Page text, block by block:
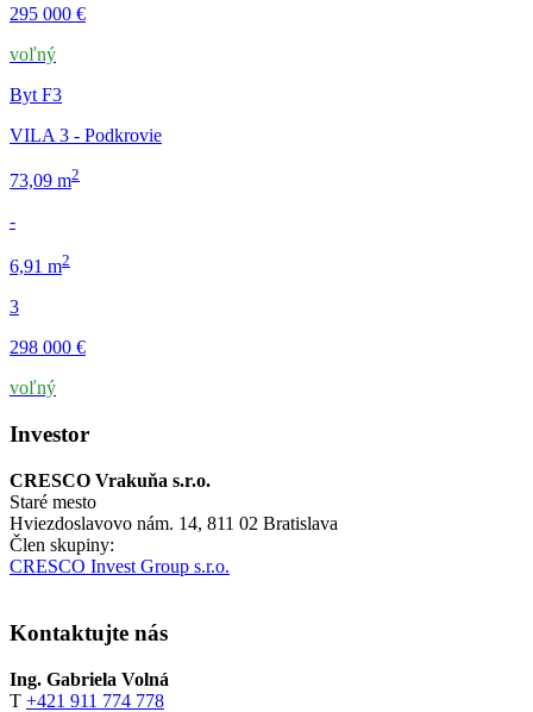
295 000 €
voľný
Byt F3
VILA 3 - Podkrovie
73,09 m2
-
6,91 m2
3
298 000 €
voľný
Investor
CRESCO Vrakuňa s.r.o.
Staré mesto
Hviezdoslavovo nám. 14, 811 02 Bratislava
Člen skupiny:
CRESCO Invest Group s.r.o.
Kontaktujte nás
Ing. Gabriela Volná
T +421 911 774 778